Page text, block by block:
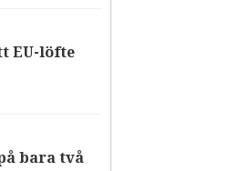
EU-löfte
bara två